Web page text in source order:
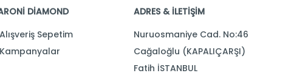
DİAMOND
Alışveriş Sepetim
Kampanyalar
ADRES & İLETİŞİM
Nuruosmaniye Cad. No:46
Cağaloğlu (KAPALIÇARŞI)
Fatih İSTANBUL